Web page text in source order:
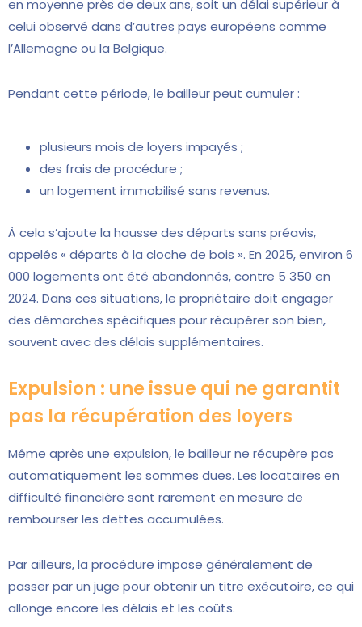
en moyenne près de deux ans, soit un délai supérieur à
celui observé dans d’autres pays européens comme
l’Allemagne ou la Belgique.
Pendant cette période, le bailleur peut cumuler :
plusieurs mois de loyers impayés ;
des frais de procédure ;
un logement immobilisé sans revenus.
À cela s’ajoute la hausse des départs sans préavis,
appelés « départs à la cloche de bois ». En 2025, environ 6
000 logements ont été abandonnés, contre 5 350 en
2024. Dans ces situations, le propriétaire doit engager
des démarches spécifiques pour récupérer son bien,
souvent avec des délais supplémentaires.
Expulsion : une issue qui ne garantit
pas la récupération des loyers
Même après une expulsion, le bailleur ne récupère pas
automatiquement les sommes dues. Les locataires en
difficulté financière sont rarement en mesure de
rembourser les dettes accumulées.
Par ailleurs, la procédure impose généralement de
passer par un juge pour obtenir un titre exécutoire, ce qui
allonge encore les délais et les coûts.